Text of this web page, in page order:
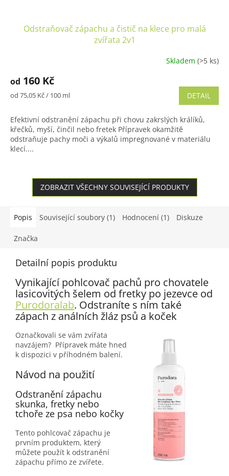
Odstraňovač zápachu a čistič na klece pro malá
zvířata 2v1
produktu
5,0
5
hvězdiček.
Skladem(>5 ks)
od 160 Kč
Měrná
od 75,05 Kč / 100 ml DETAIL
Efektivní odstranění zápachu při chovu zakrslých králíků,
křečků, myší, činčil nebo fretek Přípravek okamžitě
odstraňuje pachy moči a výkalů impregnované v materiálu
klecí....
ZOBRAZIT VŠECHNY SOUVISEJÍCÍ PRODUKTY
Popis Související soubory (1) Hodnocení (1) Diskuze
Značka
Detailní popis produktu
Vynikající pohlcovač pachů pro chovatele
lasicovitých šelem od fretky po jezevce od
Purodoralab. Odstraníte s ním také
zápach z análních žláz psů a koček
Označkovali se vám zvířata
navzájem? Přípravek máte hned
k dispozici v příhodném balení.
Návod na použití
Odstranění zápachu
skunka, fretky nebo
tchoře ze psa nebo kočky
Tento pohlcovač zápachu je
prvním produktem, který
můžete použít k odstranění
zápachu přímo ze zvířete.